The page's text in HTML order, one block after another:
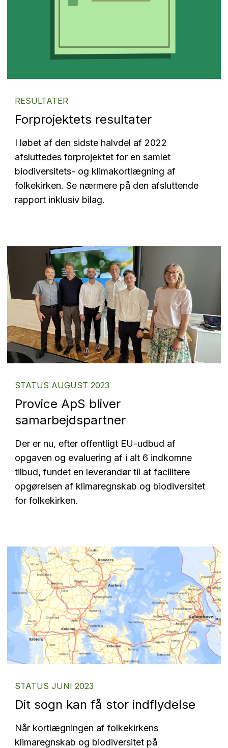
RESULTATER
Forprojektets resultater
I løbet af den sidste halvdel af 2022
afsluttedes forprojektet for en samlet
biodiversitets- og klimakortlægning af
folkekirken. Se nærmere på den afsluttende
rapport inklusiv bilag.
STATUS AUGUST 2023
Provice ApS bliver
samarbejdspartner
Der er nu, efter offentligt EU-udbud af
opgaven og evaluering af i alt 6 indkomne
tilbud, fundet en leverandør til at facilitere
opgørelsen af klimaregnskab og biodiversitet
for folkekirken.
STATUS JUNI 2023
Dit sogn kan få stor indflydelse
Når kortlægningen af folkekirkens
klimaregnskab og biodiversitet på